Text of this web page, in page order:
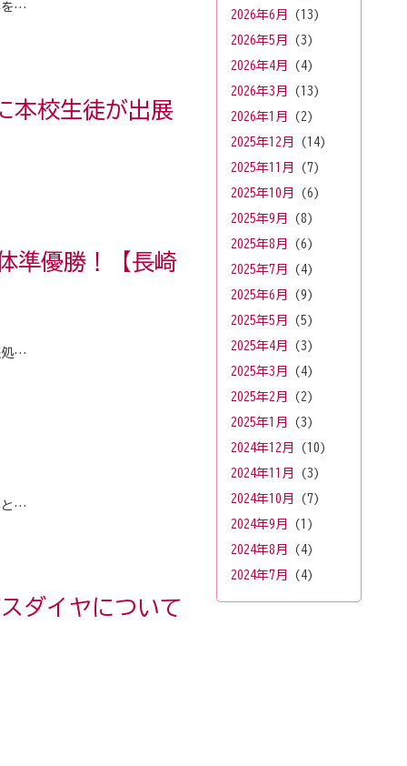
を…
本校生徒が出展
準優勝！【長崎
処…
と…
ダイヤについて
2026年6月
(13)
2026年5月
(3)
2026年4月
(4)
2026年3月
(13)
2026年1月
(2)
2025年12月
(14)
2025年11月
(7)
2025年10月
(6)
2025年9月
(8)
2025年8月
(6)
2025年7月
(4)
2025年6月
(9)
2025年5月
(5)
2025年4月
(3)
2025年3月
(4)
2025年2月
(2)
2025年1月
(3)
2024年12月
(10)
2024年11月
(3)
2024年10月
(7)
2024年9月
(1)
2024年8月
(4)
2024年7月
(4)